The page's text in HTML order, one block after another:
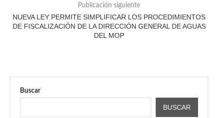
Publicación siguiente
NUEVA LEY PERMITE SIMPLIFICAR LOS PROCEDIMIENTOS
DE FISCALIZACIÓN DE LA DIRECCIÓN GENERAL DE AGUAS
DEL MOP
Buscar
BUSCAR